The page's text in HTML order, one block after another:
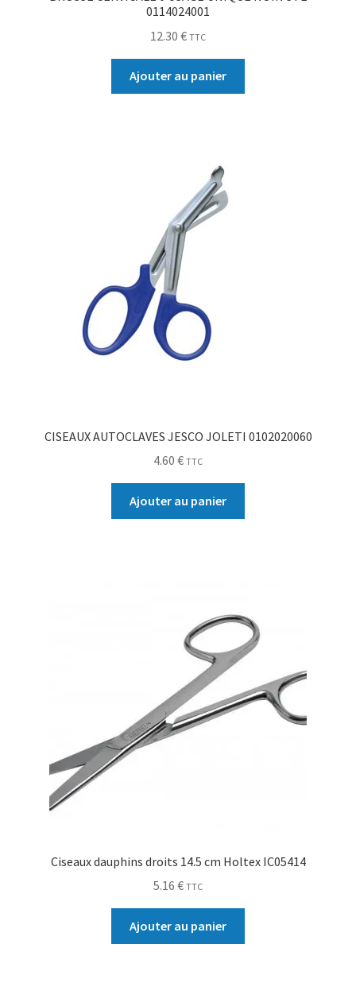
0114024001
12.30 € TTC
Ajouter au panier
CISEAUX AUTOCLAVES JESCO JOLETI 0102020060
4.60 € TTC
Ajouter au panier
Ciseaux dauphins droits 14.5 cm Holtex IC05414
5.16 € TTC
Ajouter au panier